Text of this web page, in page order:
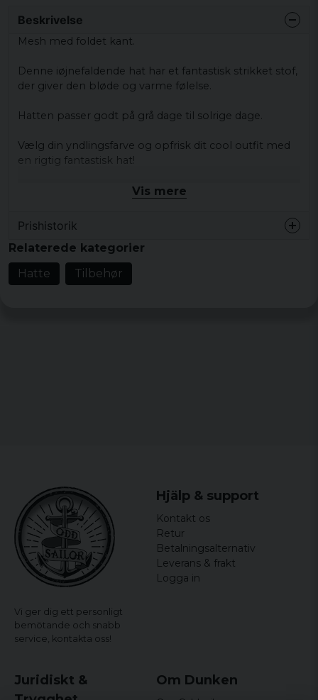
Beskrivelse
Mesh med foldet kant.
Denne iøjnefaldende hat har et fantastisk strikket stof,
der giver den bløde og varme følelse.
Hatten passer godt på grå dage til solrige dage.
Vælg din yndlingsfarve og opfrisk dit cool outfit med
en rigtig fantastisk hat!
Vis mere
Prishistorik
Relaterede kategorier
Hatte
Tilbehør
Vi ger dig ett personligt
bemötande och snabb
service, kontakta oss!
Hjälp & support
Kontakt os
Retur
Betalningsalternativ
Leverans & frakt
Logga in
Juridiskt &
Om Dunken